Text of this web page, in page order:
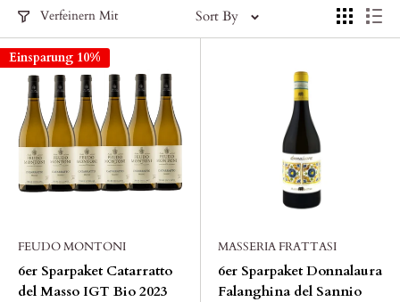
Verfeinern Mit Sort By
Einsparung 10%
FEUDO MONTONI
6er Sparpaket Catarratto
del Masso IGT Bio 2023
MASSERIA FRATTASI
6er Sparpaket Donnalaura
Falanghina del Sannio